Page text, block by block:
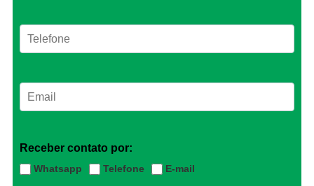
Receber contato por:
Whatsapp Telefone E-mail